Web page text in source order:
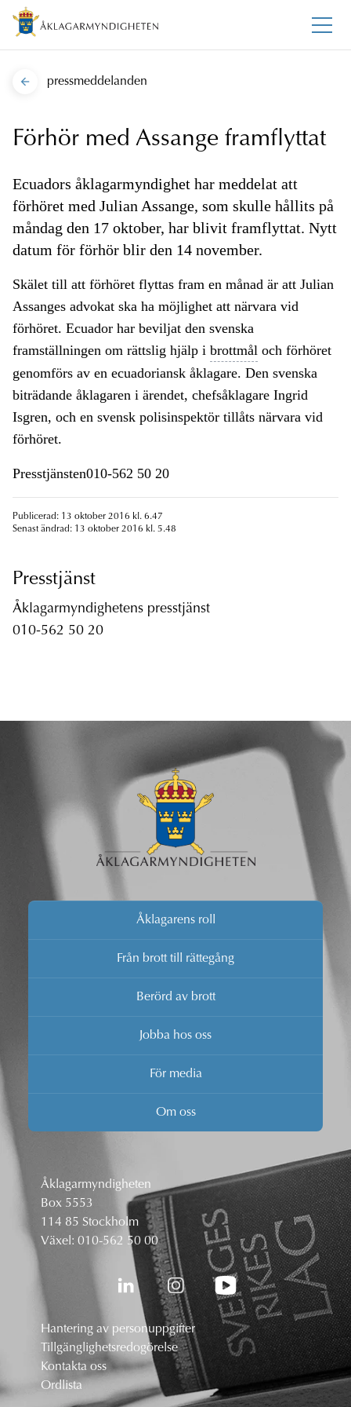
pressmeddelanden
Förhör med Assange framflyttat
Ecuadors åklagarmyndighet har meddelat att
förhöret med Julian Assange, som skulle hållits på
måndag den 17 oktober, har blivit framflyttat. Nytt
datum för förhör blir den 14 november.
Skälet till att förhöret flyttas fram en månad är att Julian
Assanges advokat ska ha möjlighet att närvara vid
förhöret. Ecuador har beviljat den svenska
framställningen om rättslig hjälp i brottmål och förhöret
genomförs av en ecuadoriansk åklagare. Den svenska
biträdande åklagaren i ärendet, chefsåklagare Ingrid
Isgren, och en svensk polisinspektör tillåts närvara vid
förhöret.
Presstjänsten010-562 50 20
Publicerad: 13 oktober 2016 kl. 6.47
Senast ändrad: 13 oktober 2016 kl. 5.48
Presstjänst
Åklagarmyndighetens presstjänst
010-562 50 20
Åklagarens roll
Från brott till rättegång
Berörd av brott
Jobba hos oss
För media
Om oss
Åklagarmyndigheten
Box 5553
114 85 Stockholm
Växel: 010-562 50 00
Hantering av personuppgifter
Tillgänglighetsredogörelse
Kontakta oss
Ordlista